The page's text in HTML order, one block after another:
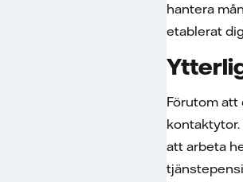
hantera
etablerat
Förutom att
att arbeta